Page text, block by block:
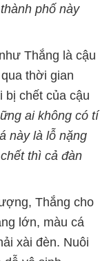
phố này
Thắng là cậu
thời gian
bị chết của cậu
ai không có tí
này là lỗ nặng
thì cả đàn
Thắng cho
lớn, màu cá
xài đèn. Nuôi